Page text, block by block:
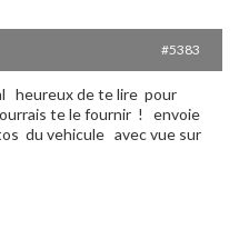
#5383
heureux de te lire pour
te le fournir ! envoie
du vehicule avec vue sur